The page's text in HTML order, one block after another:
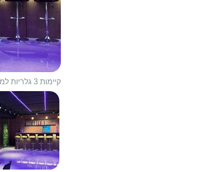
1/ 22
קיימות 3 גלריות למתחם